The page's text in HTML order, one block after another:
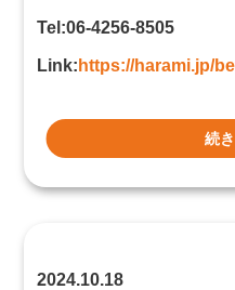
Tel:06-4256-8505
Link: https://harami.jp/
続
2024.10.18